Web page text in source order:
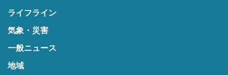
ライフライン
気象・災害
一般ニュース
地域